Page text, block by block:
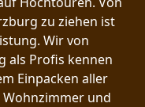
zu ziehen ist
Wir von
als Profis kennen
Einpacken aller
Wohnzimmer und